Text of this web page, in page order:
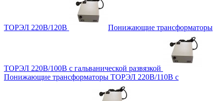
ТОРЭЛ 220В/120В Понижающие трансформаторы
ТОРЭЛ 220В/100В с гальванической развязкой
Понижающие трансформаторы ТОРЭЛ 220В/110В с